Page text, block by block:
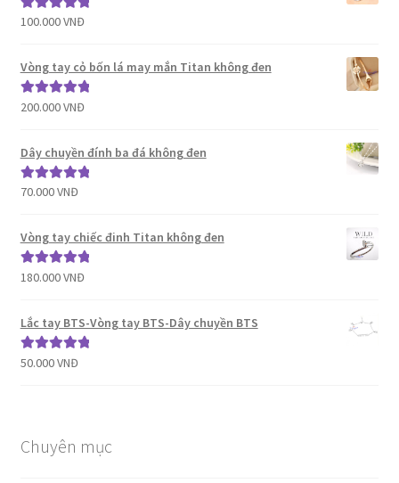
Được xếp
sao
100.000VNĐ
Vòng tay cỏ bốn lá may mắn Titan không đen
Được xếp
sao
200.000VNĐ
Dây chuyền đính ba đá không đen
Được xếp
sao
70.000VNĐ
Vòng tay chiếc đinh Titan không đen
Được xếp
sao
180.000VNĐ
Lắc tay BTS-Vòng tay BTS-Dây chuyền BTS
Được xếp
50.000VNĐ
Chuyên mục